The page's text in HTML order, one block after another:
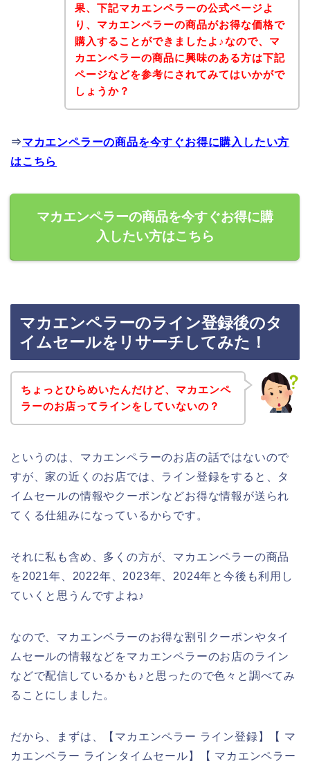
果、下記マカエンペラーの公式ページよ
り、マカエンペラーの商品がお得な価格で
購入することができましたよ♪なので、マ
カエンペラーの商品に興味のある方は下記
ページなどを参考にされてみてはいかがで
しょうか？
⇒マカエンペラーの商品を今すぐお得に購入したい方
はこちら
マカエンペラーの商品を今すぐお得に購
入したい方はこちら
マカエンペラーのライン登録後のタ
イムセールをリサーチしてみた！
ちょっとひらめいたんだけど、マカエンペ
ラーのお店ってラインをしていないの？
というのは、マカエンペラーのお店の話ではないので
すが、家の近くのお店では、ライン登録をすると、タ
イムセールの情報やクーポンなどお得な情報が送られ
てくる仕組みになっているからです。
それに私も含め、多くの方が、マカエンペラーの商品
を2021年、2022年、2023年、2024年と今後も利用し
ていくと思うんですよね♪
なので、マカエンペラーのお得な割引クーポンやタイ
ムセールの情報などをマカエンペラーのお店のライン
などで配信しているかも♪と思ったので色々と調べてみ
ることにしました。
だから、まずは、【マカエンペラー ライン登録】【 マ
カエンペラー ラインタイムセール】【 マカエンペラー